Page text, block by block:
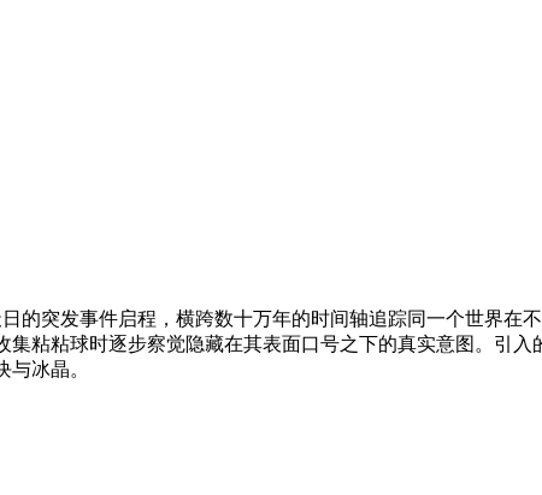
的突发事件启程，横跨数十万年的时间轴追踪同一个世界在
粘粘球时逐步察觉隐藏在其表面口号之下的真实意图。引
冰晶。